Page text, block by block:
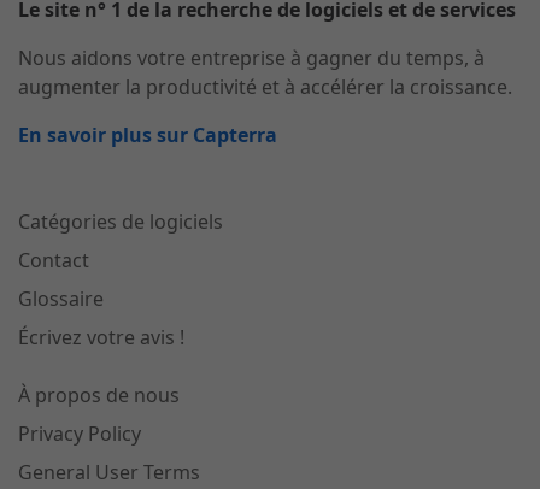
Le site n° 1 de la recherche de logiciels et de services
Nous aidons votre entreprise à gagner du temps, à
augmenter la productivité et à accélérer la croissance.
En savoir plus sur Capterra
Catégories de logiciels
Contact
Glossaire
Écrivez votre avis !
À propos de nous
Privacy Policy
General User Terms